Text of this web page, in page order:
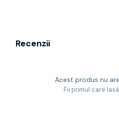
Recenzii
Acest produs nu
Fii primul care